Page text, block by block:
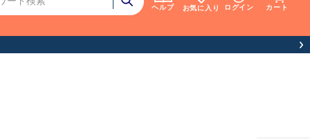
ヘルプ お気に入り ログイン カート